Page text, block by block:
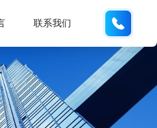
联系我们